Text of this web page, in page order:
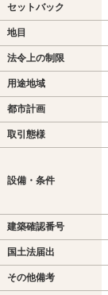
セットバック
地目
法令上の制限
用途地域
都市計画
取引態様
設備・条件
建築確認番号
国土法届出
その他備考